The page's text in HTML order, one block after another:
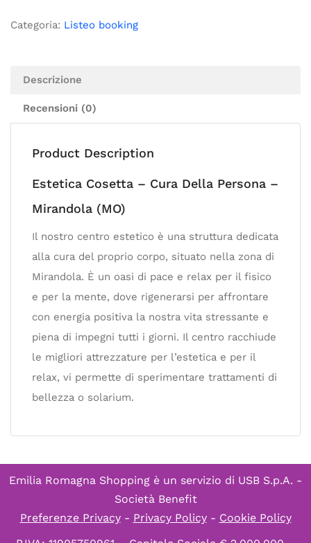
Categoria: Listeo booking
Descrizione
Recensioni (0)
Product Description
Estetica Cosetta – Cura Della Persona –
Mirandola (MO)
Il nostro centro estetico è una struttura dedicata
alla cura del proprio corpo, situato nella zona di
Mirandola. È un oasi di pace e relax per il fisico
e per la mente, dove rigenerarsi per affrontare
con energia positiva la nostra vita stressante e
piena di impegni tutti i giorni. Il centro racchiude
le migliori attrezzature per l’estetica e per il
relax, vi permette di sperimentare trattamenti di
bellezza o solarium.
Emilia Romagna Shopping è un servizio di USB S.p.A. -
Società Benefit
Preferenze Privacy- Privacy Policy- Cookie Policy